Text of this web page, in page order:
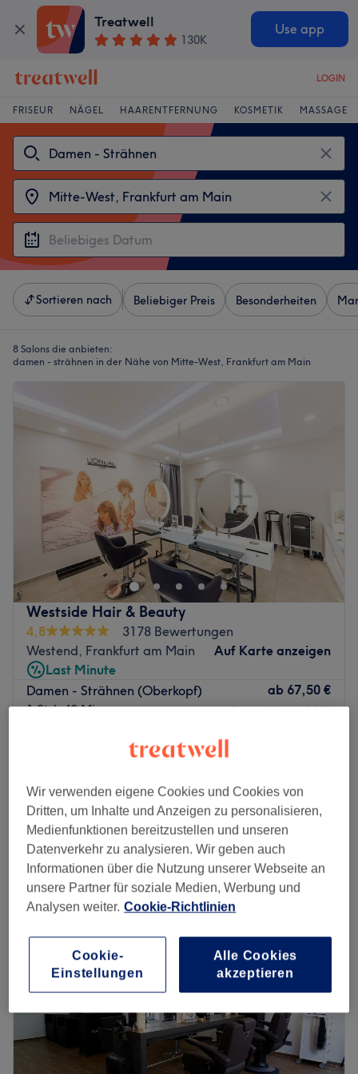
Treatwell
130K
Use app
LOGIN
FRISEUR NÄGEL HAARENTFERNUNG KOSMETIK MASSAGE
Sortieren nach Beliebiger Preis Besonderheiten
8 Salons die anbieten:
damen - strähnen in der Nähe von Mitte-West, Frankfurt am Main
Westside Hair & Beauty
4,8
3178 Bewertungen
Westend, Frankfurt am Main
Auf Karte anzeigen
Last Minute
Damen - Strähnen (Oberkopf)
1 Std. 40 Min.
ab 67,50 €
Spare bis zu 10%
Damen - Strähnen (Ganzer Kopf)
Damen - Strähnen
(Erstbehandlung)
2 Std.
ab 89,10 €
Spare bis zu 10%
Schnellansicht Saloninfos
Montag
Geschlossen
Dienstag
Donnerstag
09:00–18:00
Freitag
09:00–19:00
Samstag
09:00–16:00
Ab sofort bieten wir auch Corona Schnelltests im Salon
an. Sollten Sie von diesem Angebot Gebrauch machen
Wir verwenden eigene Cookies und Cookies von
Dritten, um Inhalte und Anzeigen zu personalisieren,
Medienfunktionen bereitzustellen und unseren
Datenverkehr zu analysieren. Wir geben auch
Informationen über die Nutzung unserer Webseite an
unsere Partner für soziale Medien, Werbung und
Analysen weiter. Cookie-Richtlinien
Cookie-
Einstellungen
Alle Cookies
akzeptieren